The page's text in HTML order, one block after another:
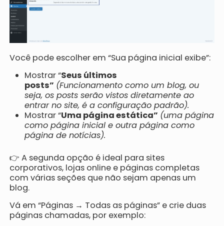
Você pode escolher em “Sua página inicial exibe”:
Mostrar “Seus últimos
posts” (Funcionamento como um blog, ou
seja, os posts serão vistos diretamente ao
entrar no site, é a configuração padrão).
Mostrar “Uma página estática” (uma página
como página inicial e outra página como
página de notícias).
👉 A segunda opção é ideal para sites
corporativos, lojas online e páginas completas
com várias seções que não sejam apenas um
blog.
Vá em “Páginas → Todas as páginas” e crie duas
páginas chamadas, por exemplo: